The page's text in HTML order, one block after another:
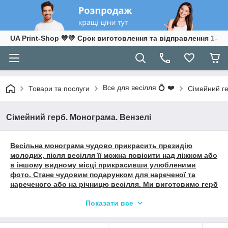
UA Print-Shop ​💙💛 Срок виготовлення та відправлення 1-3
Товари та послуги Все для весілля 💍 ❤️ Сімейний
Сімейний герб. Монограма. Вензелі
Весільна монограма чудово прикрасить президію
молодих, після весілля її можна повісити над ліжком або
в іншому видному місці прикрасивши улюбленими
фото. Стане чудовим подарунком для нареченої та
нареченого або на річницю весілля. Ми виготовимо герб
запропонуємо безліч дизайнів на будь-який смак.
прораховується індивідуально.
Показати все